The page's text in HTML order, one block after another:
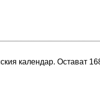
календар. Остават